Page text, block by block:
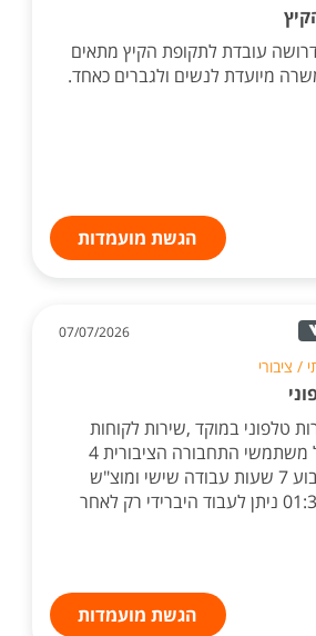
עובדת לתקופת הקיץ מתאים
מיועדת לנשים ולגברים כאחד.
הגשת מועמדות
07/07/2026
ציבורי
טלפוני במוקד ,שירות לקוחות
בשיחות נכנסות של משתמשי התחבורה הציבורית 4
משמרות חובה בשבוע 7 שעות עבודה שישי ומוצ"ש
לסירוגין לילה עד 01:30 ניתן לעבוד היברידי רק לאחר
הגשת מועמדות